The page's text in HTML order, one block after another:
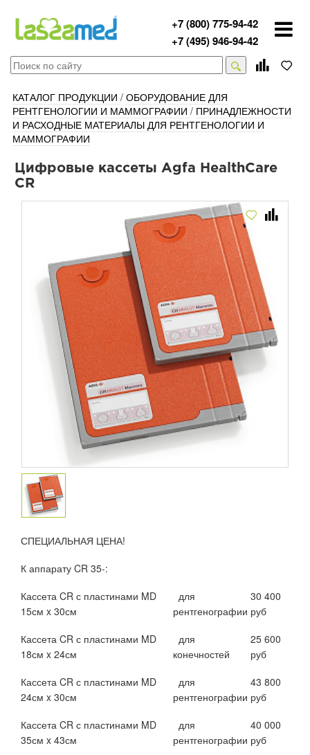
+7 (800) 775-94-42
+7 (495) 946-94-42
КАТАЛОГ ПРОДУКЦИИ / ОБОРУДОВАНИЕ ДЛЯ
РЕНТГЕНОЛОГИИ И МАММОГРАФИИ / ПРИНАДЛЕЖНОСТИ
И РАСХОДНЫЕ МАТЕРИАЛЫ ДЛЯ РЕНТГЕНОЛОГИИ И
МАММОГРАФИИ
Цифровые кассеты Agfa HealthCare
CR
СПЕЦИАЛЬНАЯ ЦЕНА!
К аппарату CR 35-:
Кассета CR с пластинами MD
15см x 30см
для
рентгенографии
30 400
руб
Кассета CR с пластинами MD
18см x 24см
для
конечностей
25 600
руб
Кассета CR с пластинами MD
24см x 30см
для
рентгенографии
43 800
руб
Кассета CR с пластинами MD
35см x 43см
для
рентгенографии
40 000
руб